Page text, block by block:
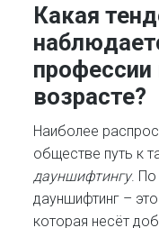
Какая
возрасте?
Наиболее
обществе путь к
дауншифтингу. По
дауншифтинг –
которая несёт